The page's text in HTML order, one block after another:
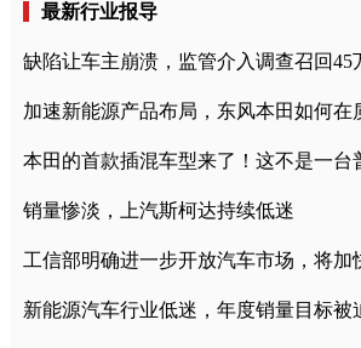
最新行业报导
缺陷让车主崩溃，监管介入调查召回45
加速新能源产品布局，东风本田如何在
本田的首款插混车型来了！这不是一台
销量惨淡，上汽斯柯达持续低迷
工信部明确进一步开放汽车市场，将加
新能源汽车行业低迷，年度销量目标被